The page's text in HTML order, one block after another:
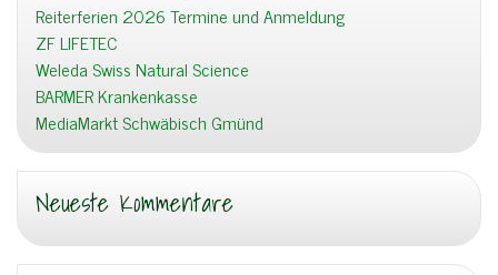
Reiterferien 2026 Termine und Anmeldung
ZF LIFETEC
Weleda Swiss Natural Science
BARMER Krankenkasse
MediaMarkt Schwäbisch Gmünd
Neueste Kommentare